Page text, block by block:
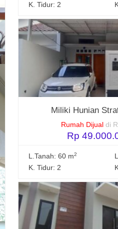
K. Tidur: 2
Miliki Hunian
Rumah Dijual di
Rp
L.Tanah: 60 m2
K. Tidur: 2